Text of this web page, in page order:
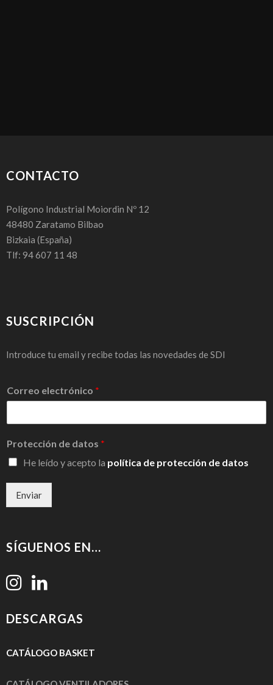
CONTACTO
Polígono Industrial Moiordin Nº 12
48480 Zaratamo Bilbao
Bizkaia (España)
Tlf: 94 607 11 48
SUSCRIPCIÓN
Introduce tu email y recibe todas las novedades de SDI
Correo electrónico *
Protección de datos *
He leído y acepto la política de protección de datos
Enviar
SÍGUENOS EN…
DESCARGAS
CATÁLOGO BASKET